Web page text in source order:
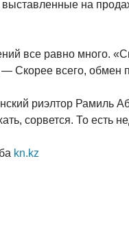
на
все равно много.
Скорее всего, обмен
риэлтор Рамиль
сорвется. То
kn.kz